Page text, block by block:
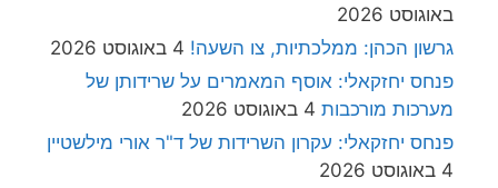
באוגוסט 2026
גרשון הכהן: ממלכתיות, צו השעה! 4 באוגוסט 2026
פנחס יחזקאלי: אוסף המאמרים על שרידותן של
מערכות מורכבות 4 באוגוסט 2026
פנחס יחזקאלי: עקרון השרידות של ד"ר אורי מילשטיין
4 באוגוסט 2026